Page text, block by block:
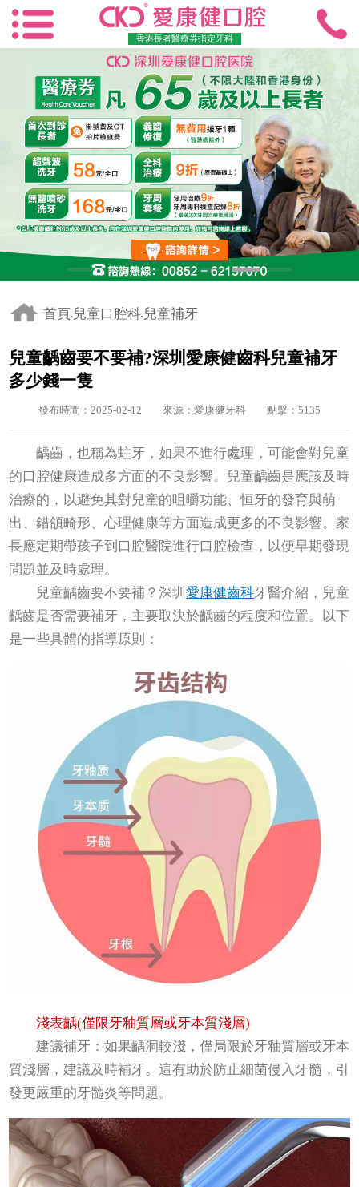
香港長者醫療券指定牙科
首頁- 兒童口腔科- 兒童補牙
兒童齲齒要不要補?深圳愛康健齒科兒童補牙
多少錢一隻
發布時間：2025-02-12 來源：愛康健牙科 點擊：5135
齲齒，也稱為蛀牙，如果不進行處理，可能會對兒童
的口腔健康造成多方面的不良影響。兒童齲齒是應該及時
治療的，以避免其對兒童的咀嚼功能、恒牙的發育與萌
出、錯頜畸形、心理健康等方面造成更多的不良影響。家
長應定期帶孩子到口腔醫院進行口腔檢查，以便早期發現
問題並及時處理。
兒童齲齒要不要補？深圳愛康健齒科牙醫介紹，兒童
齲齒是否需要補牙，主要取決於齲齒的程度和位置。以下
是一些具體的指導原則：
淺表齲(僅限牙釉質層或牙本質淺層)
建議補牙：如果齲洞較淺，僅局限於牙釉質層或牙本
質淺層，建議及時補牙。這有助於防止細菌侵入牙髓，引
發更嚴重的牙髓炎等問題。